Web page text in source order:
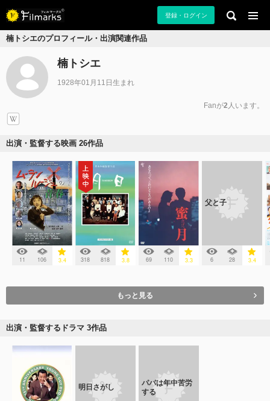
登録・ログイン
楠トシエのプロフィール・出演関連作品
楠トシエ
1928年01月11日生まれ
Fanが2 人います。
出演・監督する映画 26作品
11 106 3.4 318 818 3.8 69 110 3.3
父と子
6 28 3.4
もっと見る
出演・監督するドラマ 3作品
明日さがし
パパは年中苦労
する